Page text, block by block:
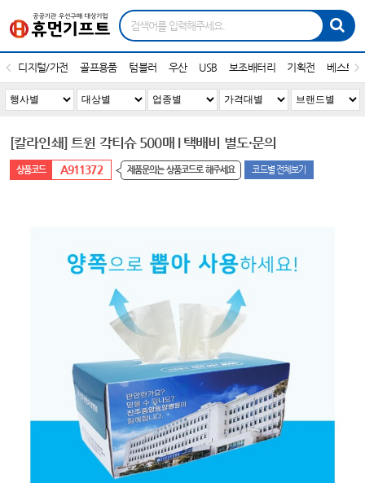
디지털/가전 골프용품 텀블러 우산 USB 보조배터리 기획전 베스트
[칼라인쇄] 트윈 각티슈 500매 I 택배비 별도·문의
A911372 제품문의는 상품코드로 해주세요 코드별 전체보기